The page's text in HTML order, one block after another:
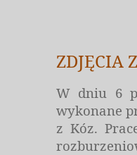
ZDJĘCIA
W dniu 6
wykonane
z Kóz.